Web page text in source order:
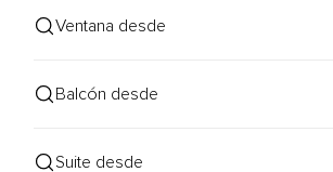
Ventana desde
Balcón desde
Suite desde